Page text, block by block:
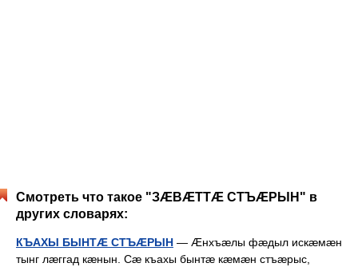
Смотреть что такое "ЗÆВÆТТÆ СТЪÆРЫН" в
других словарях:
КЪАХЫ БЫНТÆ СТЪÆРЫН — Æнхъæлы фæдыл искæмæн
тынг лæггад кæнын. Сæ къахы бынтæ кæмæн стъæрыс,